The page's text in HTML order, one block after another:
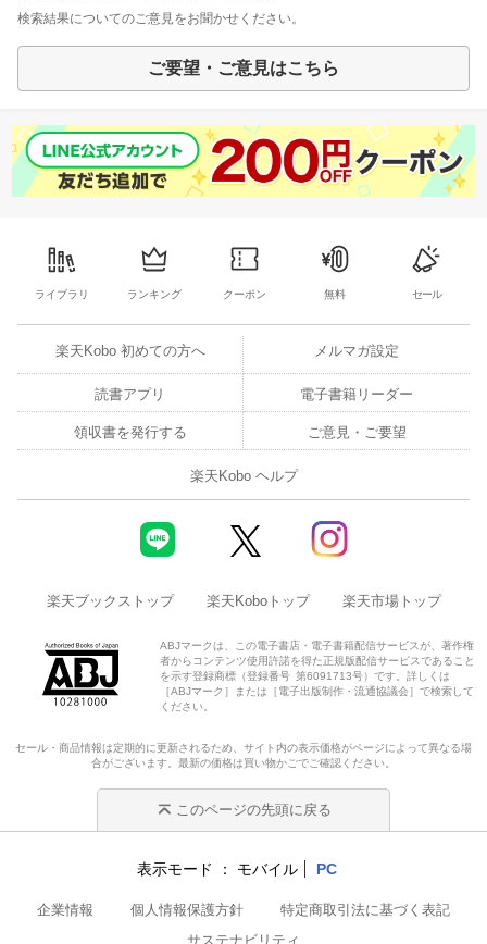
検索結果についてのご意見をお聞かせください。
ご要望・ご意見はこちら
ライブラリ ランキング クーポン 無料 セール
楽天Kobo 初めての方へ メルマガ設定
読書アプリ 電子書籍リーダー
領収書を発行する ご意見・ご要望
楽天Kobo ヘルプ
楽天ブックストップ 楽天Koboトップ 楽天市場トップ
ABJマークは、この電子書店・電子書籍配信サービスが、著作権
者からコンテンツ使用許諾を得た正規版配信サービスであること
を示す登録商標（登録番号 第6091713号）です。詳しくは
［ABJマーク］または［電子出版制作・流通協議会］で検索して
ください。
セール・商品情報は定期的に更新されるため、サイト内の表示価格がページによって異なる場
合がございます。最新の価格は買い物かごでご確認ください。
このページの先頭に戻る
表示モード モバイル PC
企業情報 個人情報保護方針
特定商取引法に基づく表記
サステナビリティ